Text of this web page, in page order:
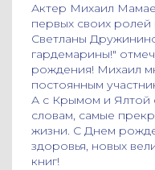
Актер Михаил
первых своих ролей
Светланы
гардемарины!"
рождения! Михаил
постоянным
А с Крымом и Ялтой
словам, самые
жизни. С Днем
здоровья, новых
книг!